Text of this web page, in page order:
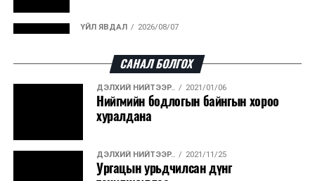
ҮЙЛ ЯВДАЛ 2026/08/07
ДЭЛХИЙ НИЙТЭЭР.. 2026/08/06
“Уралдронзавод” компанийн ерөнхий
захирлын автомашиныг дэлбэлжээ...
ҮЙЛ ЯВДАЛ
Сүхбаатар боомтоор тав хоногт 10 мянга гаруй
САНАЛ БОЛГОХ
ДЭЛХИЙ НИЙТЭЭР.. 2021/01/06
Нийгмийн бодлогын байнгын хороо
хуралдана
ДЭЛХИЙ НИЙТЭЭР.. 2021/11/25
Ургацын урьдчилсан дүнг